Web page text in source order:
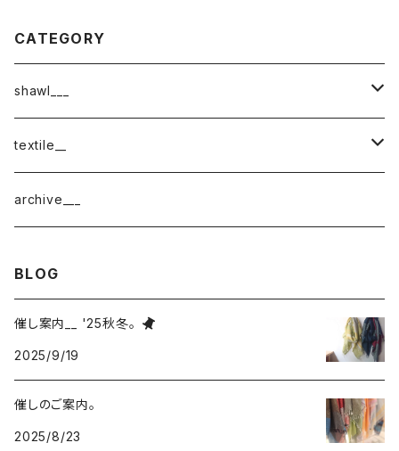
CATEGORY
shawl___
cotton
border
220-120
220-60
160-60
cotton × wool
block
220-120
220-60
textile__
織物
チェック
ストライプ
ボーダー
archive___
BLOG
催し案内__ '25秋冬。
2025/9/19
催しのご案内。
2025/8/23